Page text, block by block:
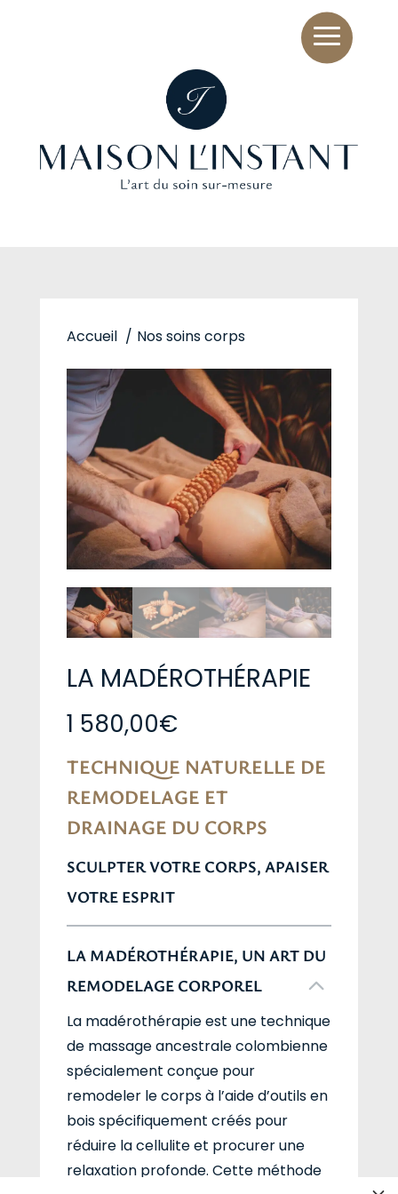
Accueil Nos soins corps
LA MADÉROTHÉRAPIE
1 580,00€
TECHNIQUE NATURELLE DE
REMODELAGE ET
DRAINAGE DU CORPS
SCULPTER VOTRE CORPS, APAISER
VOTRE ESPRIT
LA MADÉROTHÉRAPIE, UN ART DU
REMODELAGE CORPOREL
La madérothérapie est une technique
de massage ancestrale colombienne
spécialement conçue pour
remodeler le corps à l’aide d’outils en
bois spécifiquement créés pour
réduire la cellulite et procurer une
relaxation profonde. Cette méthode